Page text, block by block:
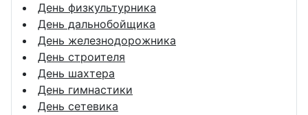
День физкультурника
День дальнобойщика
День железнодорожника
День строителя
День шахтера
День гимнастики
День сетевика